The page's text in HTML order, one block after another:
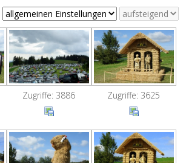
Zugriffe: 3886 Zugriffe: 3625